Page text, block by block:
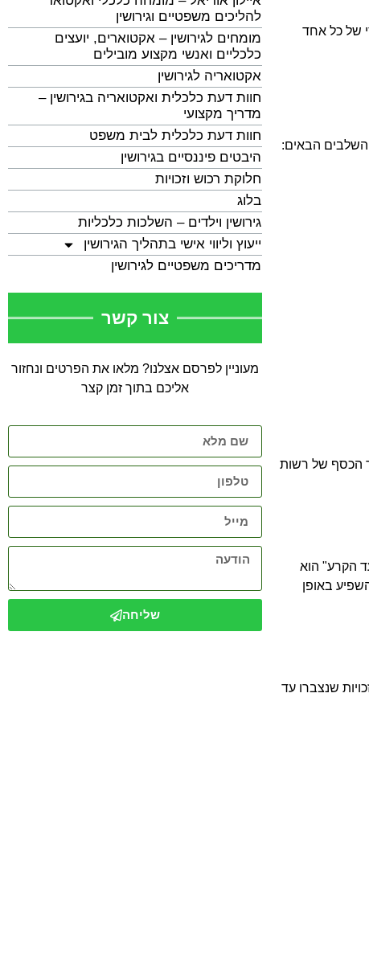
של כל אחד
השלבים הבאים:
הכסף של רשות
הקרע" הוא
באופן
שנצברו עד
להליכים משפטיים וגירושין
מומחים לגירושין – אקטוארים, יועצים
כלכליים ואנשי מקצוע מובילים
אקטואריה לגירושין
חוות דעת כלכלית ואקטואריה בגירושין –
מדריך מקצועי
חוות דעת כלכלית לבית משפט
היבטים פיננסיים בגירושין
חלוקת רכוש וזכויות
בלוג
גירושין וילדים – השלכות כלכליות
ייעוץ וליווי אישי בתהליך הגירושין
מדריכים משפטיים לגירושין
צור קשר
מעוניין לפרסם אצלנו? מלאו את הפרטים ונחזור
אליכם בתוך זמן קצר
שליחה